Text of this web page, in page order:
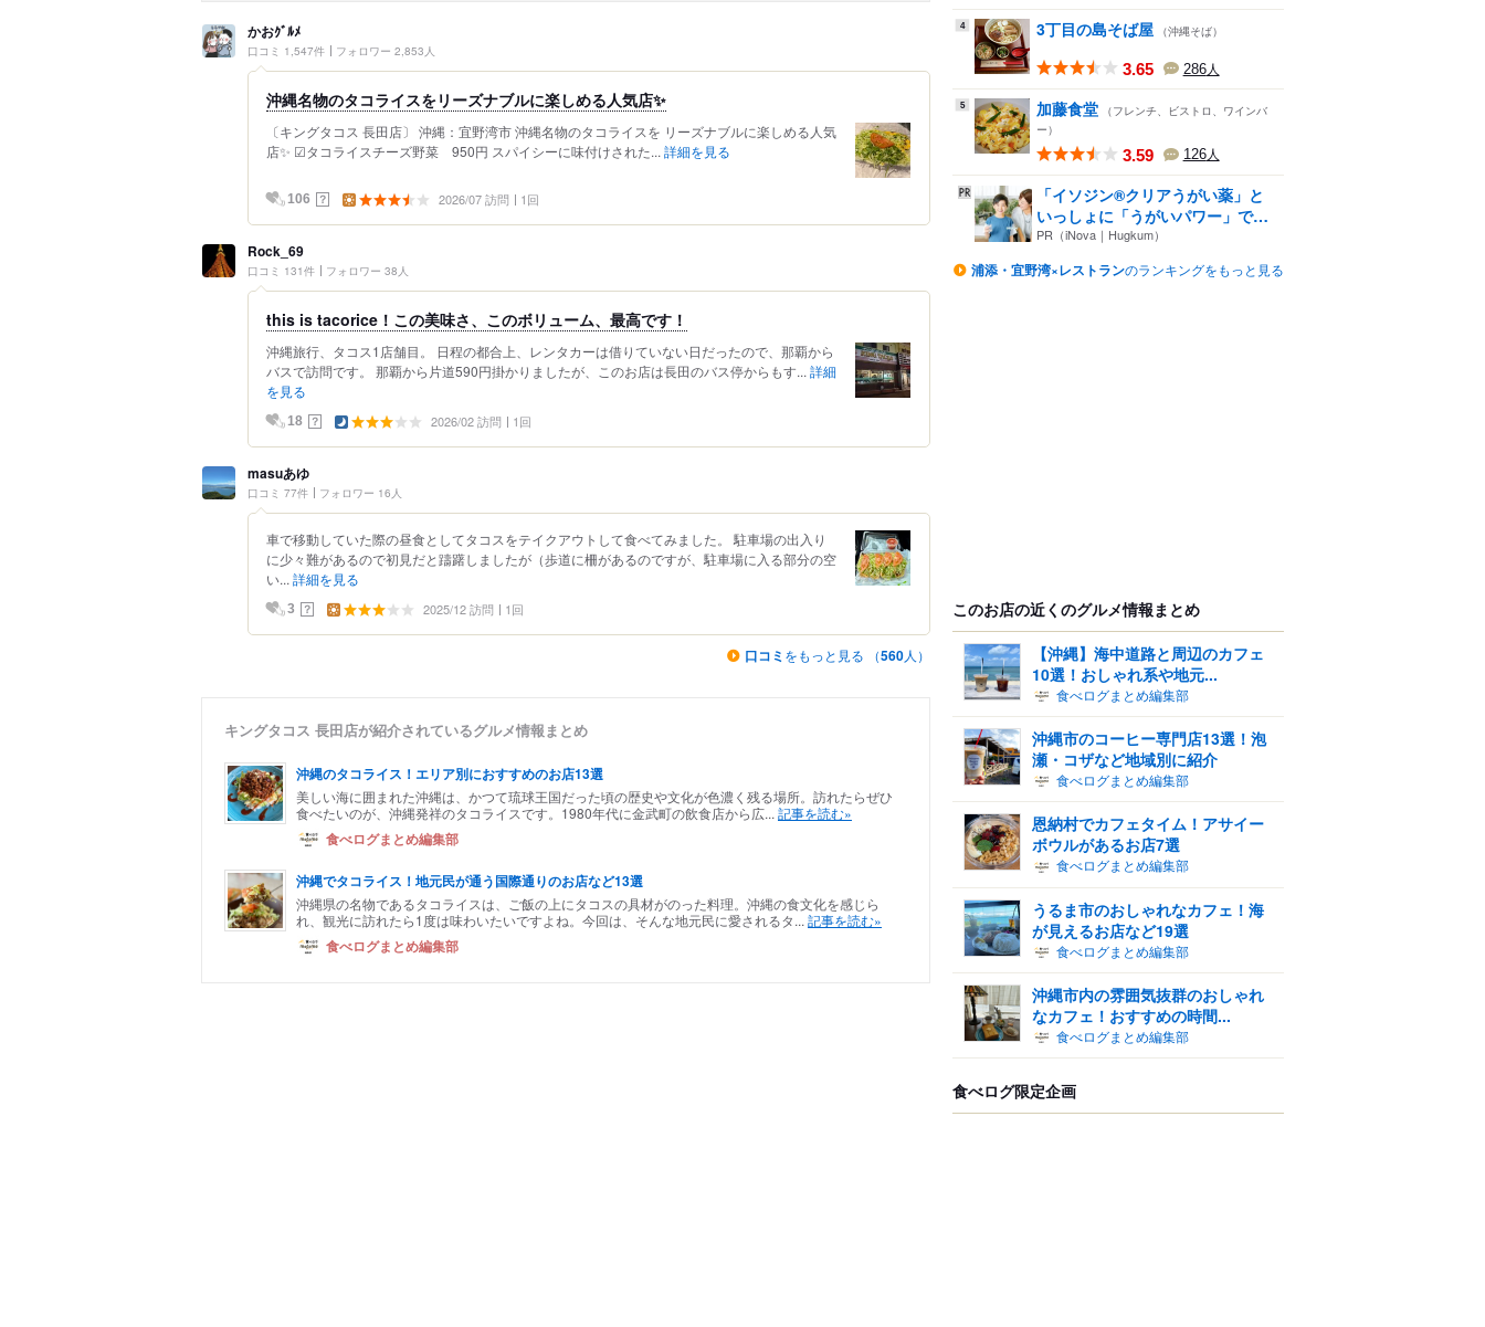
かおｸﾞﾙﾒ
口コミ 1,547件 フォロワー 2,853人
沖縄名物のタコライスをリーズナブルに楽しめる人気店✨
〔キングタコス 長田店〕 沖縄：宜野湾市 沖縄名物のタコライスを リーズナブルに楽しめる人気
店✨ ☑︎タコライスチーズ野菜 950円 スパイシーに味付けされた... 詳細を見る
106 ？ 2026/07 訪問 1回
Rock_69
口コミ 131件 フォロワー 38人
this is tacorice！この美味さ、このボリューム、最高です！
沖縄旅行、タコス1店舗目。 日程の都合上、レンタカーは借りていない日だったので、那覇から
バスで訪問です。 那覇から片道590円掛かりましたが、このお店は長田のバス停からもす... 詳細
を見る
18 ？ 2026/02 訪問 1回
masuあゆ
口コミ 77件 フォロワー 16人
車で移動していた際の昼食としてタコスをテイクアウトして食べてみました。 駐車場の出入り
に少々難があるので初見だと躊躇しましたが（歩道に柵があるのですが、駐車場に入る部分の空
い... 詳細を見る
3 ？ 2025/12 訪問 1回
口コミ をもっと見る （560人）
キングタコス 長田店が紹介されているグルメ情報まとめ
沖縄のタコライス！エリア別におすすめのお店13選
美しい海に囲まれた沖縄は、かつて琉球王国だった頃の歴史や文化が色濃く残る場所。訪れたらぜひ
食べたいのが、沖縄発祥のタコライスです。1980年代に金武町の飲食店から広... 記事を読む»
食べログまとめ編集部
沖縄でタコライス！地元民が通う国際通りのお店など13選
沖縄県の名物であるタコライスは、ご飯の上にタコスの具材がのった料理。沖縄の食文化を感じら
れ、観光に訪れたら1度は味わいたいですよね。今回は、そんな地元民に愛されるタ... 記事を読む»
食べログまとめ編集部
4 3丁目の島そば屋 （沖縄そば）
3.65 286人
5 加藤食堂 （フレンチ、ビストロ、ワインバ
ー）
3.59 126人
「イソジン®クリアうがい薬」と
いっしょに「うがいパワー」で
一...
PR（iNova｜Hugkum）
浦添・宜野湾×レストランのランキングをもっと見る
このお店の近くのグルメ情報まとめ
【沖縄】海中道路と周辺のカフェ
10選！おしゃれ系や地元...
食べログまとめ編集部
沖縄市のコーヒー専門店13選！泡
瀬・コザなど地域別に紹介
食べログまとめ編集部
恩納村でカフェタイム！アサイー
ボウルがあるお店7選
食べログまとめ編集部
うるま市のおしゃれなカフェ！海
が見えるお店など19選
食べログまとめ編集部
沖縄市内の雰囲気抜群のおしゃれ
なカフェ！おすすめの時間...
食べログまとめ編集部
食べログ限定企画